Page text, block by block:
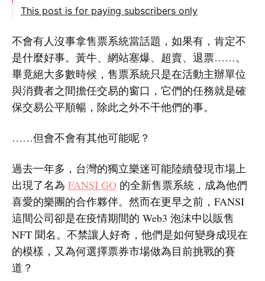
This post is for paying subscribers only
不會有人沒事拿售票系統當話題，如果有，肯定不
是什麼好事。黃牛、網站塞爆、超賣、退票……。
畢竟絕大多數時候，售票系統只是在活動主辦單位
與消費者之間擔任交易的窗口，它們的任務就是確
保交易公平順暢，除此之外不干他們的事。
……但會不會有其他可能呢？
過去一年多，台灣的獨立樂迷可能陸續發現市場上
出現了名為 FANSI GO 的全新售票系統，成為他們
喜愛的樂團的合作夥伴。然而在更早之前，FANSI
這間公司卻是在疫情期間的 Web3 泡沫中以販售
NFT 聞名。不禁讓人好奇，他們是如何變身成現在
的模樣，又為何選擇票券市場做為目前挑戰的賽
道？